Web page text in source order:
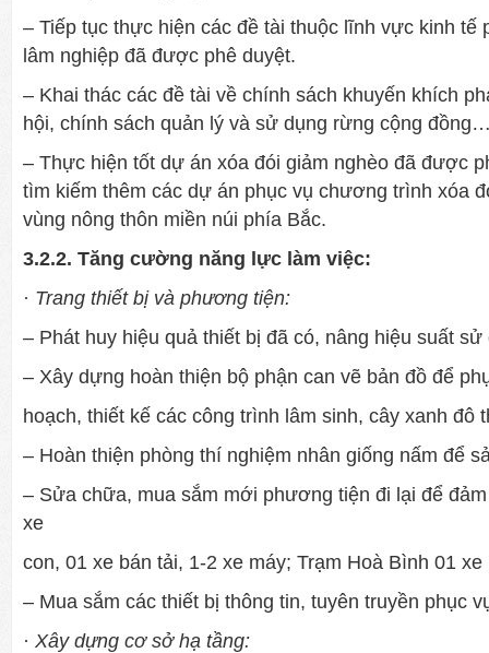
– Tiếp tục thực hiện các đề tài thuộc lĩnh vực kinh tế
lâm nghiệp đã đư­ợc phê duyệt.
– Khai thác các đề tài về chính sách khuyến khích
hội, chính sách quản lý và sử dụng rừng cộng
– Thực hiện tốt dự án xóa đói giảm nghèo đã được
tìm kiếm thêm các dự án phục vụ chư­ơng trình xóa
vùng nông thôn miền núi phía Bắc.
3.2.2. Tăng cư­ờng năng lực làm việc:
· Trang thiết bị và phư­ơng tiện:
– Phát huy hiệu quả thiết bị đã có, nâng hiệu suất sử
– Xây dựng hoàn thiện bộ phận can vẽ bản đồ để
hoạch, thiết kế các công trình lâm sinh, cây xanh đô
– Hoàn thiện phòng thí nghiệm nhân giống nấm để
– Sửa chữa, mua sắm mới ph­ương tiện đi lại để
xe
con, 01 xe bán tải, 1-2 xe máy; Trạm Hoà Bình 01
– Mua sắm các thiết bị thông tin, tuyên truyền phục
· Xây dựng cơ sở hạ tầng: